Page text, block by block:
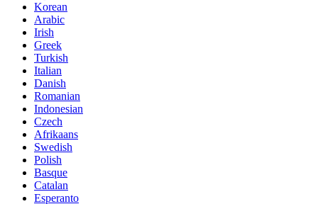
Korean
Arabic
Irish
Greek
Turkish
Italian
Danish
Romanian
Indonesian
Czech
Afrikaans
Swedish
Polish
Basque
Catalan
Esperanto